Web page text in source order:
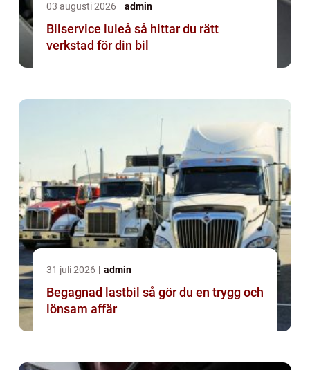
03 augusti 2026 admin
Bilservice luleå så hittar du rätt
verkstad för din bil
31 juli 2026 admin
Begagnad lastbil så gör du en trygg och
lönsam affär